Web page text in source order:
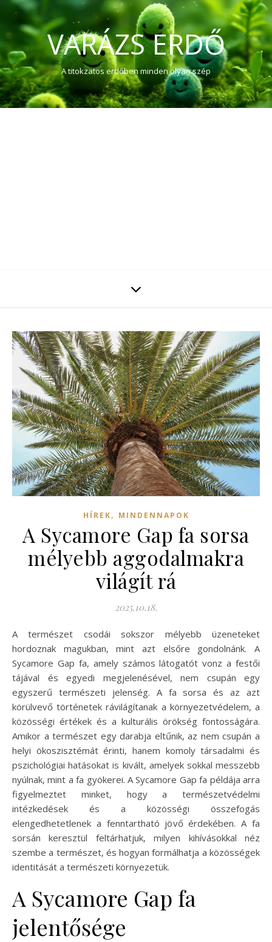
VARÁZS ERDŐ
A titokzatos erdőben minden olyan szép
HÍREK, MINDENNAPOK
A Sycamore Gap fa sorsa
mélyebb aggodalmakra
világít rá
2025.10.18.
A természet csodái sokszor mélyebb üzeneteket
hordoznak magukban, mint azt elsőre gondolnánk. A
Sycamore Gap fa, amely számos látogatót vonz a festői
tájával és egyedi megjelenésével, nem csupán egy
egyszerű természeti jelenség. A fa sorsa és az azt
körülvevő történetek rávilágítanak a környezetvédelem, a
közösségi értékek és a kulturális örökség fontosságára.
Amikor a természet egy darabja eltűnik, az nem csupán a
helyi ökoszisztémát érinti, hanem komoly társadalmi és
pszichológiai hatásokat is kivált, amelyek sokkal messzebb
nyúlnak, mint a fa gyökerei. A Sycamore Gap fa példája arra
figyelmeztet minket, hogy a természetvédelmi
intézkedések és a közösségi összefogás
elengedhetetlenek a fenntartható jövő érdekében. A fa
sorsán keresztül feltárhatjuk, milyen kihívásokkal néz
szembe a természet, és hogyan formálhatja a közösségek
identitását a természeti környezetük.
A Sycamore Gap fa
jelentősége